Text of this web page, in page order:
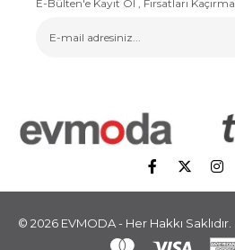
E-Bülten'e Kayıt Ol , Fırsatları Kaçırma
© 2026 EVMODA - Her Hakkı Saklıdır.